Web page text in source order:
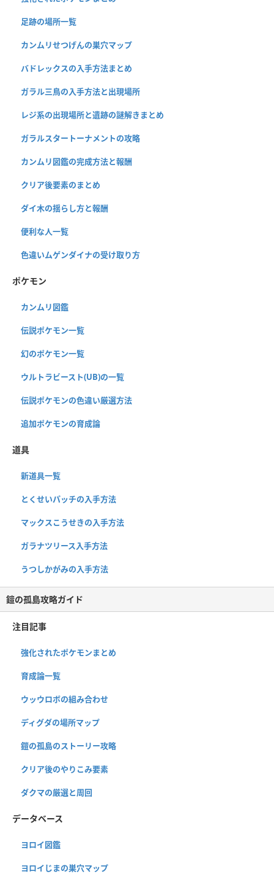
足跡の場所一覧
カンムリせつげんの巣穴マップ
バドレックスの入手方法まとめ
ガラル三鳥の入手方法と出現場所
レジ系の出現場所と遺跡の謎解きまとめ
ガラルスタートーナメントの攻略
カンムリ図鑑の完成方法と報酬
クリア後要素のまとめ
ダイ木の揺らし方と報酬
便利な人一覧
色違いムゲンダイナの受け取り方
ポケモン
カンムリ図鑑
伝説ポケモン一覧
幻のポケモン一覧
ウルトラビースト(UB)の一覧
伝説ポケモンの色違い厳選方法
追加ポケモンの育成論
道具
新道具一覧
とくせいパッチの入手方法
マックスこうせきの入手方法
ガラナツリース入手方法
うつしかがみの入手方法
鎧の孤島攻略ガイド
注目記事
強化されたポケモンまとめ
育成論一覧
ウッウロボの組み合わせ
ディグダの場所マップ
鎧の孤島のストーリー攻略
クリア後のやりこみ要素
ダクマの厳選と周回
データベース
ヨロイ図鑑
ヨロイじまの巣穴マップ